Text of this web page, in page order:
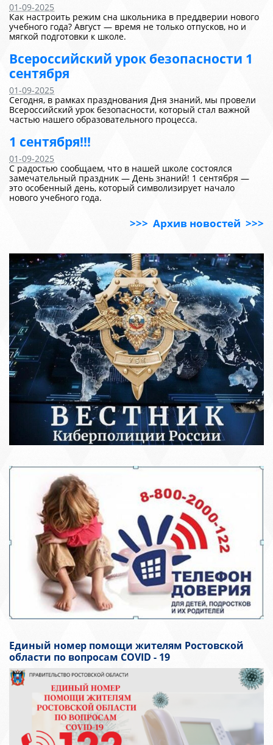
01-09-2025
Как настроить режим сна школьника в преддверии нового
учебного года? Август — время не только отпусков, но и
мягкой подготовки к школе.
Всероссийский урок безопасности 1
сентября
01-09-2025
Сегодня, в рамках празднования Дня знаний, мы провели
Всероссийский урок безопасности, который стал важной
частью нашего образовательного процесса.
1 сентября!!!
01-09-2025
С радостью сообщаем, что в нашей школе состоялся
замечательный праздник — День знаний! 1 сентября —
это особенный день, который символизирует начало
нового учебного года.
>>> Архив новостей >>>
Единый номер помощи жителям Ростовской
области по вопросам COVID - 19